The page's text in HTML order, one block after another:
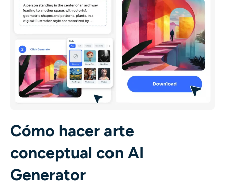
Cómo hacer arte
conceptual con AI
Generator